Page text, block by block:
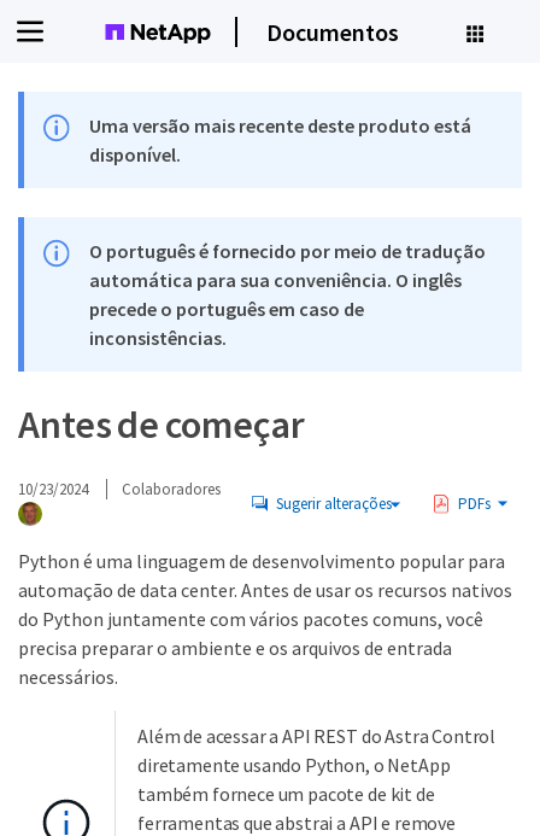
Documentos
Uma versão mais recente deste produto está
disponível.
O português é fornecido por meio de tradução
automática para sua conveniência. O inglês
precede o português em caso de
inconsistências.
Antes de começar
10/23/2024 Colaboradores
Sugerir alterações PDFs
Python é uma linguagem de desenvolvimento popular para
automação de data center. Antes de usar os recursos nativos
do Python juntamente com vários pacotes comuns, você
precisa preparar o ambiente e os arquivos de entrada
necessários.
Além de acessar a API REST do Astra Control
diretamente usando Python, o NetApp
também fornece um pacote de kit de
ferramentas que abstrai a API e remove